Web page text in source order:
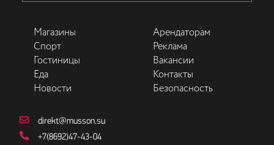
Магазины
Спорт
Гостиницы
Еда
Новости
Арендаторам
Реклама
Вакансии
Контакты
Безопасность
direkt@musson.su
+7(8692)47-43-04